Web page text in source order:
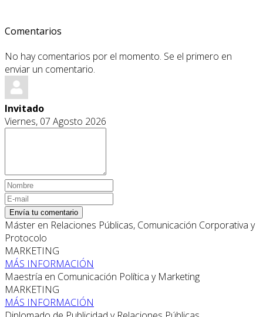
Comentarios
No hay comentarios por el momento. Se el primero en
enviar un comentario.
Invitado
Viernes, 07 Agosto 2026
Envía tu comentario
Máster en Relaciones Públicas, Comunicación Corporativa y
Protocolo
MARKETING
MÁS INFORMACIÓN
Maestría en Comunicación Política y Marketing
MARKETING
MÁS INFORMACIÓN